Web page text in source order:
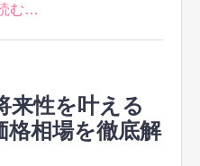
む…
来性を叶える
格相場を徹底解